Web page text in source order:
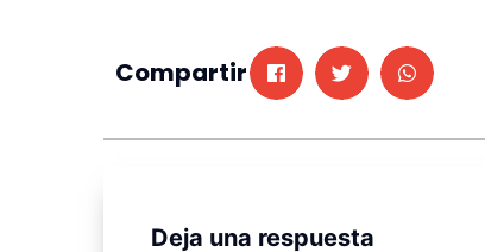
Compartir
Deja una respuesta